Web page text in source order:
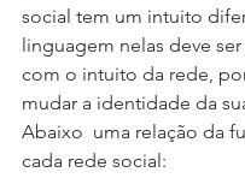
social tem um intuito
linguagem nelas deve
com o intuito da rede,
mudar a identidade da
Abaixo  uma relação da
cada rede social: